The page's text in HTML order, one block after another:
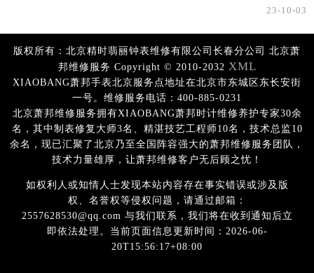
23-10-03
版权所有：北京精时翡丽钟表维修有限公司长春分公司 北京萧
邦维修服务 Copyright © 2010-2032 XML
XIAOBANG萧邦手表北京服务点地址在北京市东城区东长安街
一号。维修服务电话：400-885-0231
北京萧邦维修服务拥有XIAOBANG萧邦时计维修养护专家30余
名，其中制表修复大师3名、精湛技艺工程师10名，技术总监10
余名，现已汇聚了北京乃至全国阵容强大的萧邦维修服务团队，
技术力量雄厚，让萧邦维修客户无后顾之忧！
如权利人或知情人士发现本站内容存在事实错误或涉及版
权、名誉权等侵权问题，请通过邮箱：
2557628530@qq.com 与我们联系，我们将在收到通知后立
即依法处理。当前页面信息更新时间：2026-06-
20T15:56:17+08:00